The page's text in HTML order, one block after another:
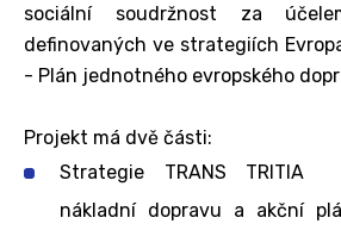
sociální soudržnost za
definovaných ve strategiích
- Plán jednotného evropského
Projekt má dvě části:
Strategie TRANS TRITIA
nákladní dopravu a akční